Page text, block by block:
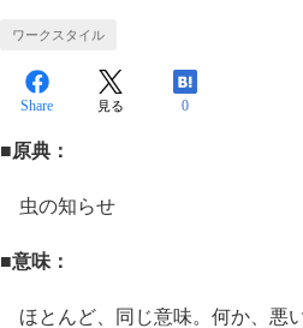
ワークスタイル
Share 見る 0
■原典：
虫の知らせ
■意味：
ほとんど、同じ意味。何か、悪